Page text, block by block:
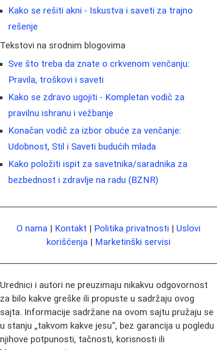
Kako se rešiti akni - Iskustva i saveti za trajno
rešenje
Tekstovi na srodnim blogovima
Sve što treba da znate o crkvenom venčanju:
Pravila, troškovi i saveti
Kako se zdravo ugojiti - Kompletan vodič za
pravilnu ishranu i vežbanje
Konačan vodič za izbor obuće za venčanje:
Udobnost, Stil i Saveti budućih mlada
Kako položiti ispit za savetnika/saradnika za
bezbednost i zdravlje na radu (BZNR)
O nama | Kontakt | Politika privatnosti | Uslovi
korišćenja | Marketinški servisi
Urednici i autori ne preuzimaju nikakvu odgovornost
za bilo kakve greške ili propuste u sadržaju ovog
sajta. Informacije sadržane na ovom sajtu pružaju se
u stanju „takvom kakve jesu“, bez garancija u pogledu
njihove potpunosti, tačnosti, korisnosti ili